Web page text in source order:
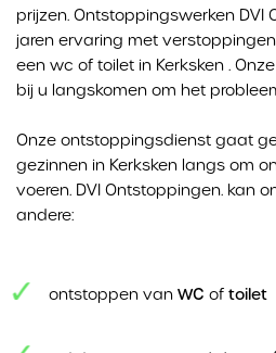
prijzen. Ontstoppingswerken DVI
jaren ervaring met
een wc of toilet in Kerksken .
bij u langskomen om het
Onze ontstoppingsdienst gaat
gezinnen in Kerksken langs om
voeren. DVI Ontstoppingen. kan
andere:
ontstoppen van WC of toilet